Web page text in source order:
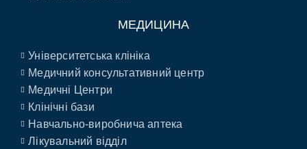
МЕДИЦИНА
Університетська клініка
Медичний консультативний центр
Медичні Центри
Клінічні бази
Навчально-виробнича аптека
Лікувальний відділ